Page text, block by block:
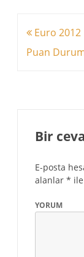
Yazı
dolaşımı
Euro
Puan
Bir
E-posta
alanlar *
YORUM